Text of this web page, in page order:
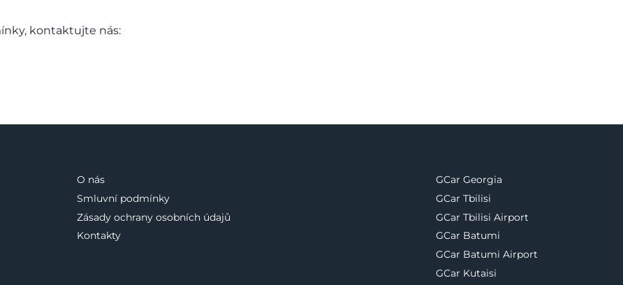
kontaktujte nás:
O nás
Smluvní podmínky
Zásady ochrany osobních údajů
Kontakty
GCar Georgia
GCar Tbilisi
GCar Tbilisi Airport
GCar Batumi
GCar Batumi Airport
GCar Kutaisi